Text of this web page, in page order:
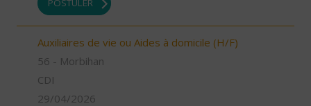
POSTULER
Auxiliaires de vie ou Aides à domicile (H/F)
56 - Morbihan
CDI
29/04/2026